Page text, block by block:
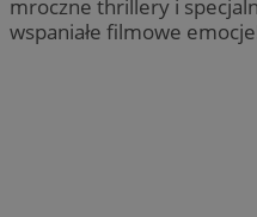
mroczne thrillery i
wspaniałe filmowe